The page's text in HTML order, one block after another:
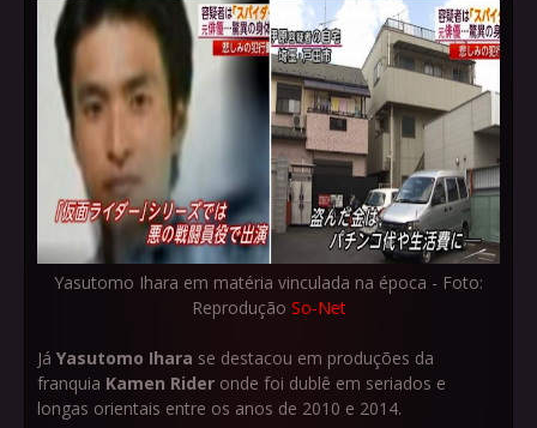
Yasutomo Ihara em matéria vinculada na época - Foto:
Reprodução So-Net
Já Yasutomo Ihara se destacou em produções da
franquia Kamen Rider onde foi dublê em seriados e
longas orientais entre os anos de 2010 e 2014.